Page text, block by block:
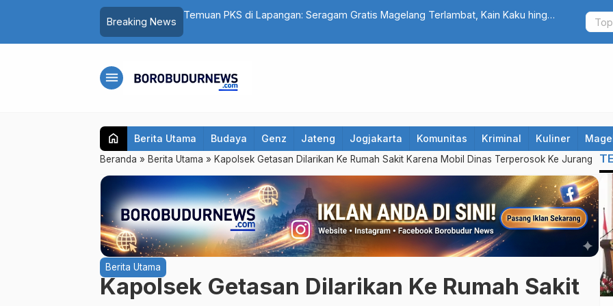
Breaking News
Temuan PKS di Lapangan: Seragam Gratis Magelang Terlambat, Kain Kaku hingga
Cuma
menu
home Berita Utama Budaya Genz Jateng Jogjakarta Komunitas Kriminal Kuliner
Beranda » Berita Utama » Kapolsek Getasan Dilarikan Ke Rumah Sakit Karena Mobil Dinas Terperosok Ke Jurang
Berita Utama
Kapolsek Getasan Dilarikan Ke Rumah Sakit